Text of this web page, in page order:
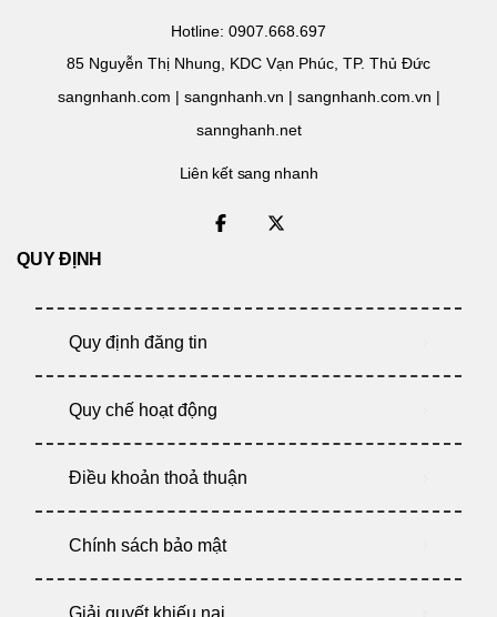
Hotline: 0907.668.697
85 Nguyễn Thị Nhung, KDC Vạn Phúc, TP. Thủ Đức
sangnhanh.com | sangnhanh.vn | sangnhanh.com.vn |
sannghanh.net
Liên kết sang nhanh
QUY ĐỊNH
Quy định đăng tin
Quy chế hoạt động
Điều khoản thoả thuận
Chính sách bảo mật
Giải quyết khiếu nại